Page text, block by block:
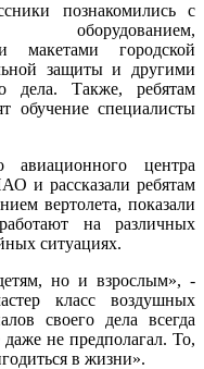
познакомились с
оборудованием,
макетами городской
защиты и другими
дела. Также, ребятам
обучение специалисты
авиационного центра
и рассказали ребятам
вертолета, показали
на различных
ситуациях.
но и взрослым», -
класс воздушных
своего дела всегда
не предполагал. То,
в жизни».